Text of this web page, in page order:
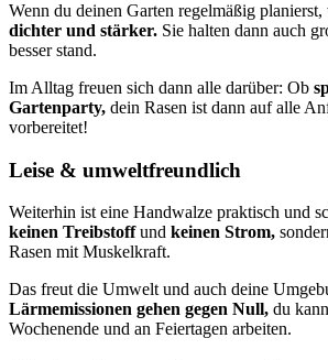
Wenn du deinen Garten regelmäßig planierst,
dichter und stärker. Sie halten dann auch
besser stand.
Im Alltag freuen sich dann alle darüber: Ob
Gartenparty, dein Rasen ist dann auf alle
vorbereitet!
Leise & umweltfreundlich
Weiterhin ist eine Handwalze praktisch und
keinen Treibstoffund keinen Strom,
Rasen mit Muskelkraft.
Das freut die Umwelt und auch deine
Lärmemissionen gehen gegen Null, du
Wochenende und an Feiertagen arbeiten.